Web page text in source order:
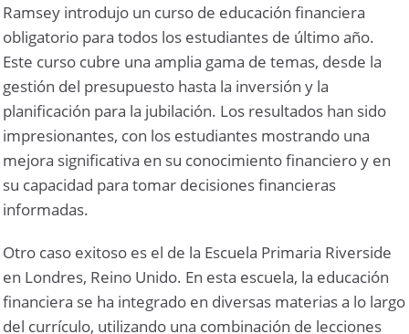
Ramsey introdujo un curso de educación financiera
obligatorio para todos los estudiantes de último año.
Este curso cubre una amplia gama de temas, desde la
gestión del presupuesto hasta la inversión y la
planificación para la jubilación. Los resultados han sido
impresionantes, con los estudiantes mostrando una
mejora significativa en su conocimiento financiero y en
su capacidad para tomar decisiones financieras
informadas.
Otro caso exitoso es el de la Escuela Primaria Riverside
en Londres, Reino Unido. En esta escuela, la educación
financiera se ha integrado en diversas materias a lo largo
del currículo, utilizando una combinación de lecciones